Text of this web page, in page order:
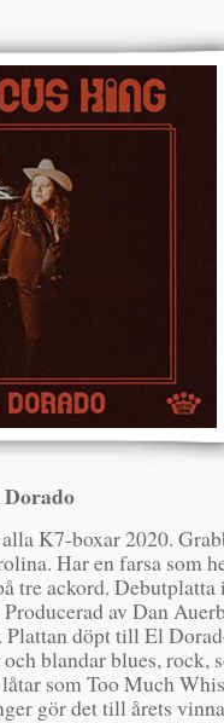
K7-boxar 2020.
Har en farsa som
tre ackord. Debutplatta
av Dan
Plattan döpt till El
blandar blues, rock,
som Too Much
gör det till årets